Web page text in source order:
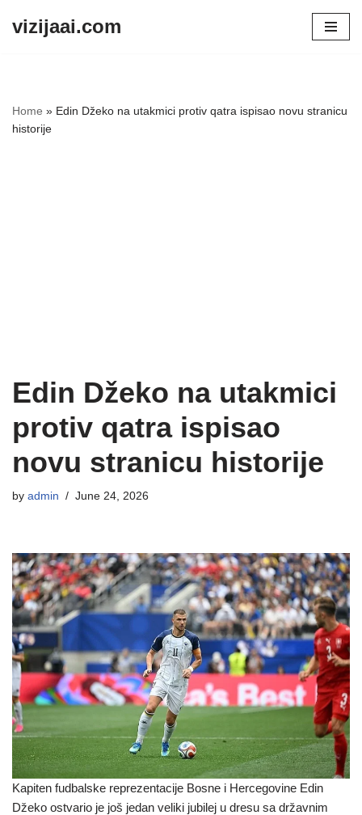
vizijaai.com
Home » Edin Džeko na utakmici protiv qatra ispisao novu stranicu
historije
Edin Džeko na utakmici
protiv qatra ispisao
novu stranicu historije
by admin June 24, 2026
Kapiten fudbalske reprezentacije Bosne i Hercegovine Edin
Džeko ostvario je još jedan veliki jubilej u dresu sa državnim